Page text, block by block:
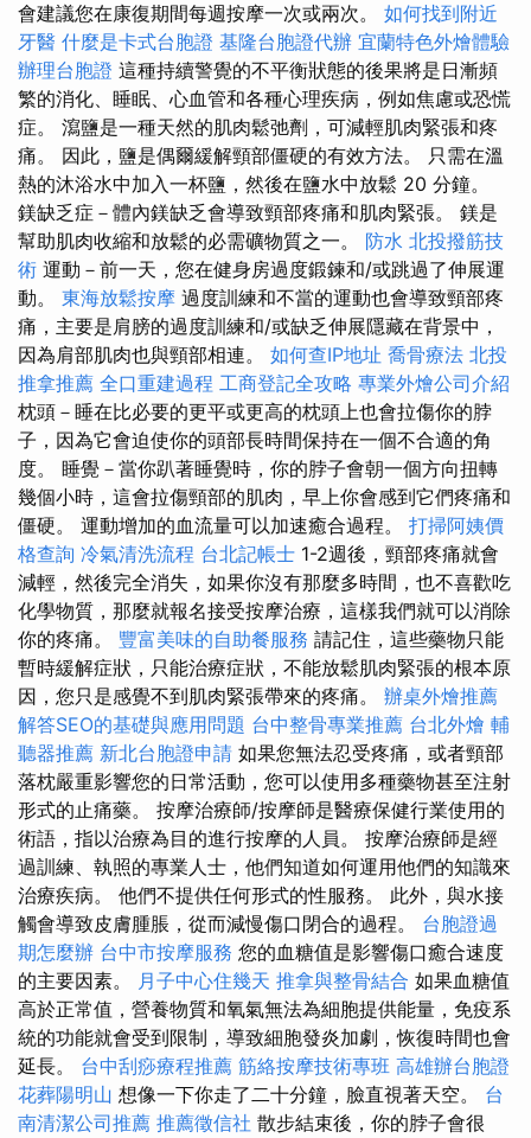
會建議您在康復期間每週按摩一次或兩次。 如何找到附近
牙醫 什麼是卡式台胞證 基隆台胞證代辦 宜蘭特色外燴體驗
辦理台胞證 這種持續警覺的不平衡狀態的後果將是日漸頻
繁的消化、睡眠、心血管和各種心理疾病，例如焦慮或恐慌
症。 瀉鹽是一種天然的肌肉鬆弛劑，可減輕肌肉緊張和疼
痛。 因此，鹽是偶爾緩解頸部僵硬的有效方法。 只需在溫
熱的沐浴水中加入一杯鹽，然後在鹽水中放鬆 20 分鐘。
鎂缺乏症－體內鎂缺乏會導致頸部疼痛和肌肉緊張。 鎂是
幫助肌肉收縮和放鬆的必需礦物質之一。 防水 北投撥筋技
術 運動－前一天，您在健身房過度鍛鍊和/或跳過了伸展運
動。 東海放鬆按摩 過度訓練和不當的運動也會導致頸部疼
痛，主要是肩膀的過度訓練和/或缺乏伸展隱藏在背景中，
因為肩部肌肉也與頸部相連。 如何查IP地址 喬骨療法 北投
推拿推薦 全口重建過程 工商登記全攻略 專業外燴公司介紹
枕頭－睡在比必要的更平或更高的枕頭上也會拉傷你的脖
子，因為它會迫使你的頭部長時間保持在一個不合適的角
度。 睡覺－當你趴著睡覺時，你的脖子會朝一個方向扭轉
幾個小時，這會拉傷頸部的肌肉，早上你會感到它們疼痛和
僵硬。 運動增加的血流量可以加速癒合過程。 打掃阿姨價
格查詢 冷氣清洗流程 台北記帳士 1-2週後，頸部疼痛就會
減輕，然後完全消失，如果你沒有那麼多時間，也不喜歡吃
化學物質，那麼就報名接受按摩治療，這樣我們就可以消除
你的疼痛。 豐富美味的自助餐服務 請記住，這些藥物只能
暫時緩解症狀，只能治療症狀，不能放鬆肌肉緊張的根本原
因，您只是感覺不到肌肉緊張帶來的疼痛。 辦桌外燴推薦
解答SEO的基礎與應用問題 台中整骨專業推薦 台北外燴 輔
聽器推薦 新北台胞證申請 如果您無法忍受疼痛，或者頸部
落枕嚴重影響您的日常活動，您可以使用多種藥物甚至注射
形式的止痛藥。 按摩治療師/按摩師是醫療保健行業使用的
術語，指以治療為目的進行按摩的人員。 按摩治療師是經
過訓練、執照的專業人士，他們知道如何運用他們的知識來
治療疾病。 他們不提供任何形式的性服務。 此外，與水接
觸會導致皮膚腫脹，從而減慢傷口閉合的過程。 台胞證過
期怎麼辦 台中市按摩服務 您的血糖值是影響傷口癒合速度
的主要因素。 月子中心住幾天 推拿與整骨結合 如果血糖值
高於正常值，營養物質和氧氣無法為細胞提供能量，免疫系
統的功能就會受到限制，導致細胞發炎加劇，恢復時間也會
延長。 台中刮痧療程推薦 筋絡按摩技術專班 高雄辦台胞證
花葬陽明山 想像一下你走了二十分鐘，臉直視著天空。 台
南清潔公司推薦 推薦徵信社 散步結束後，你的脖子會很